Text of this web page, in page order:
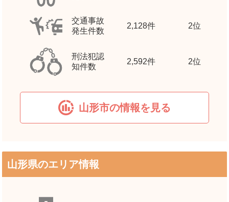
交通事故
発生件数
2,128件 2位
刑法犯認
知件数
2,592件 2位
山形市の情報を見る
山形県のエリア情報